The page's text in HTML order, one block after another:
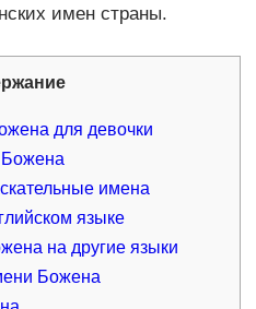
имен страны.
для девочки
имена
языке
на другие языки
Божена